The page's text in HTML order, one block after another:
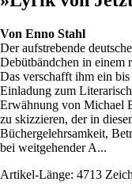
Von Enno Stahl
Der aufstrebende
Debütbändchen in einem
Das verschafft ihm ein
Einladung zum
Erwähnung von Michael
zu skizzieren, der in
Büchergelehrsamkeit,
bei weitgehender A...
Artikel-Länge: 4713